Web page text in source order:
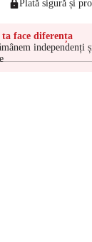
Plată sigură și
face diferența
independenți